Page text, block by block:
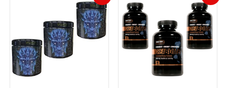
kr 897.kr 598.
var:
kr 975.kr 650.